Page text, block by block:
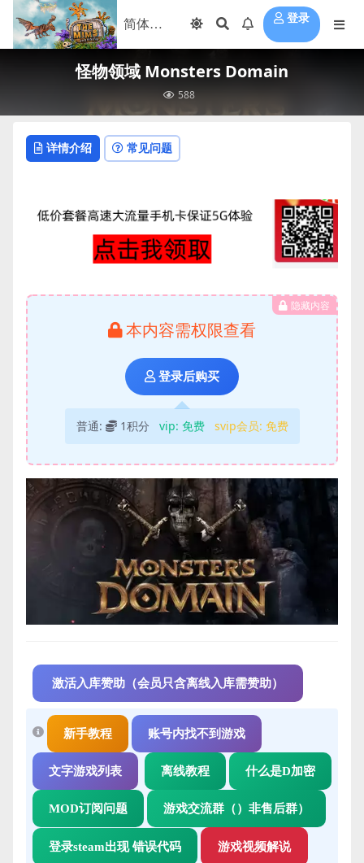
登录
怪物领域 Monsters Domain
588
详情介绍 常见问题
隐藏内容
本内容需权限查看
登录后购买
普通: 1积分 vip: 免费 svip会员: 免费
激活入库赞助（会员只含离线入库需赞助）
新手教程 账号内找不到游戏
文字游戏列表 离线教程 什么是D加密
MOD订阅问题 游戏交流群（）非售后群）
登录steam出现 错误代码 游戏视频解说